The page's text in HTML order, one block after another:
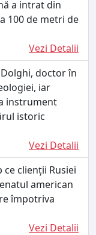
a intrat din
100 de metri de
Vezi Detalii
Dolghi, doctor în
iar
instrument
istoric
Vezi Detalii
ce clienții Rusiei
american
împotriva
Vezi Detalii